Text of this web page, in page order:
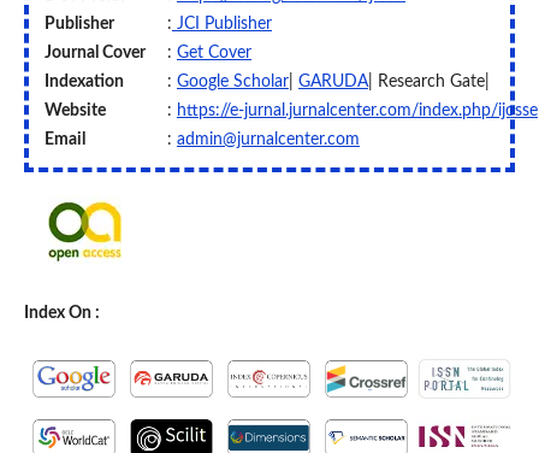
Publisher
: JCI Publisher
Journal Cover
: Get Cover
Indexation
: Google Scholar| GARUDA| Research Gate|
Website
: https://e-jurnal.jurnalcenter.com/index.php/ijosse
Email
: admin@jurnalcenter.com
Index On :